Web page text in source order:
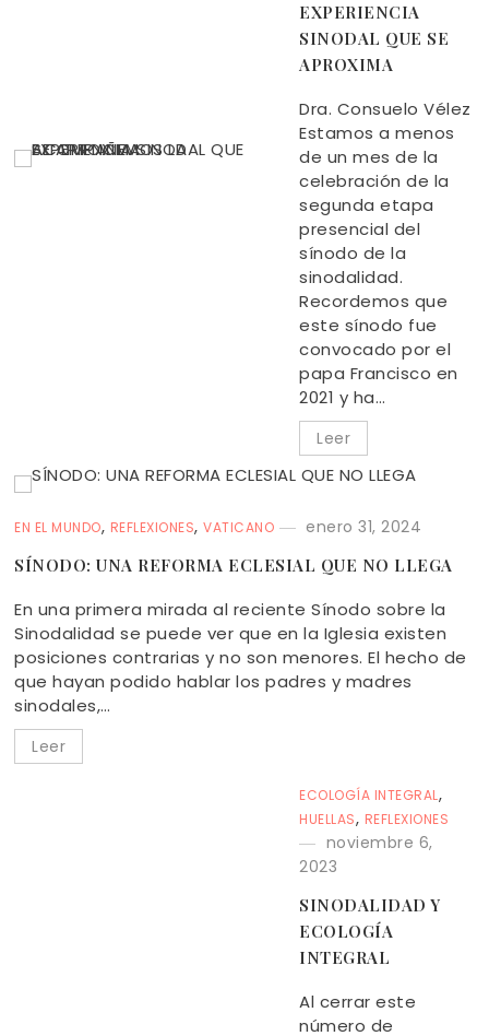
EXPERIENCIA
SINODAL QUE SE
APROXIMA
Dra. Consuelo Vélez
Estamos a menos
de un mes de la
celebración de la
segunda etapa
presencial del
sínodo de la
sinodalidad.
Recordemos que
este sínodo fue
convocado por el
papa Francisco en
2021 y ha…
Leer
EN EL MUNDO, REFLEXIONES,VATICANO
enero 31, 2024
SÍNODO: UNA REFORMA ECLESIAL QUE NO LLEGA
En una primera mirada al reciente Sínodo sobre la
Sinodalidad se puede ver que en la Iglesia existen
posiciones contrarias y no son menores. El hecho de
que hayan podido hablar los padres y madres
sinodales,…
Leer
ECOLOGÍA INTEGRAL,
HUELLAS, REFLEXIONES
noviembre 6,
2023
SINODALIDAD Y
ECOLOGÍA
INTEGRAL
Al cerrar este
número de